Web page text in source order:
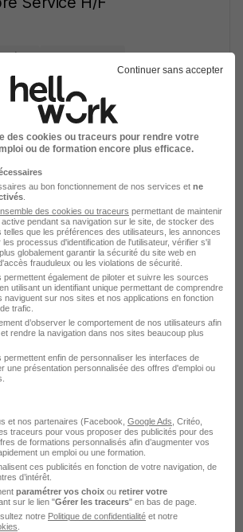
Temps partiel
plus disponible depuis le 29/04/26
Service H/F
Temps partiel
plus disponible depuis le 13/05/26
Service H/F
Temps partiel
plus disponible depuis le 13/05/26
Continuer sans accepter
des cookies ou traceurs pour rendre votre
ou de formation encore plus efficace.
au bon fonctionnement de nos services et ne
des cookies ou traceurs permettant de maintenir
pendant sa navigation sur le site, de stocker des
telles que les préférences des utilisateurs, les annonces
processus d'identification de l'utilisateur, vérifier s'il
globalement garantir la sécurité du site web en
frauduleux ou les violations de sécurité.
également de piloter et suivre les sources
utilisant un identifiant unique permettant de comprendre
naviguent sur nos sites et nos applications en fonction
trafic.
d’observer le comportement de nos utilisateurs afin
rendre la navigation dans nos sites beaucoup plus
enfin de personnaliser les interfaces de
une présentation personnalisée des offres d'emploi ou
et nos partenaires (Facebook, Google Ads , Critéo,
traceurs pour vous proposer des publicités pour des
de formations personnalisés afin d’augmenter vos
un emploi ou une formation.
ces publicités en fonction de votre navigation, de
d’intérêt.
paramétrer vos choix ou retirer votre
sur le lien "Gérer les traceurs" en bas de page.
notre Politique de confidentialité et notre